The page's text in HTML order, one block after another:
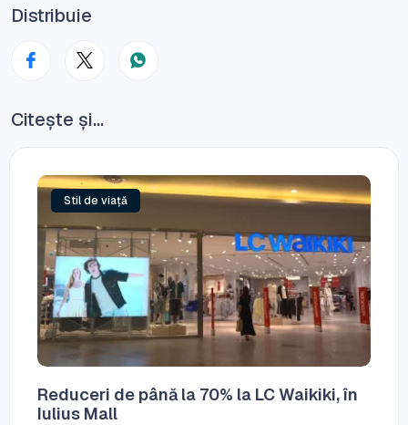
Distribuie
Citește și...
Stil de viață
Reduceri de până la 70% la LC Waikiki, în
Iulius Mall